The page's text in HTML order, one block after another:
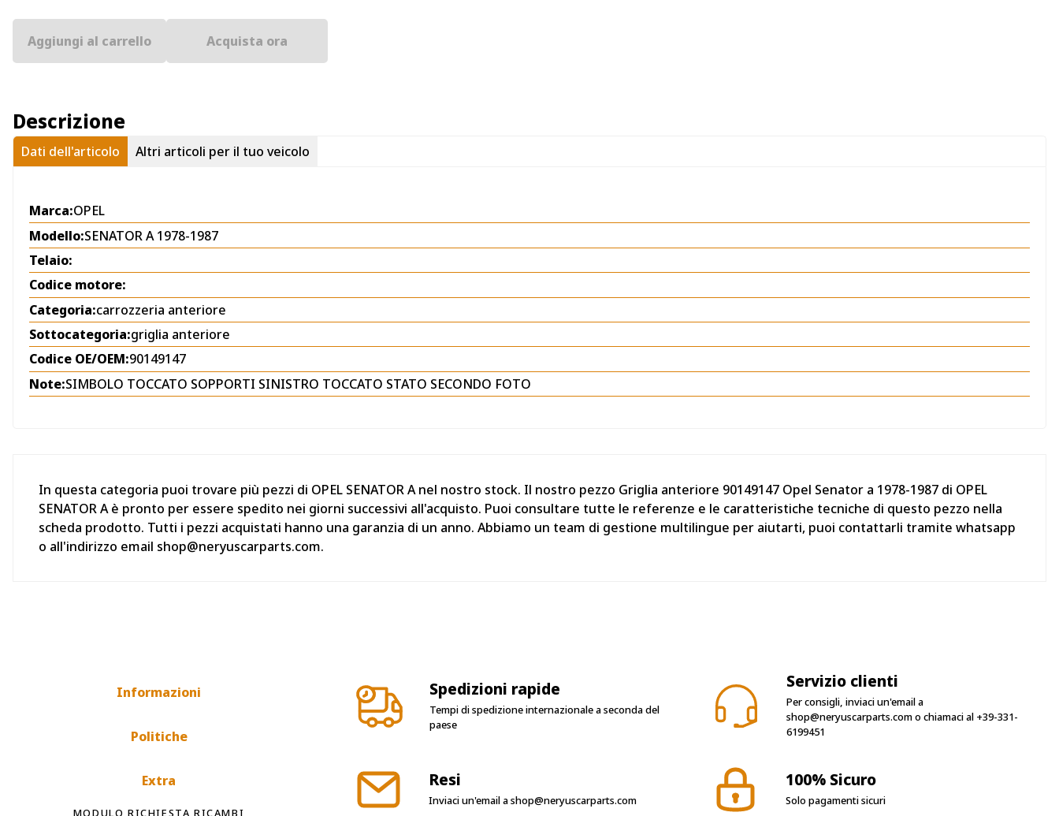
Aggiungi al carrello Acquista ora
Descrizione
Dati dell'articolo Altri articoli per il tuo veicolo
Marca:OPEL
Modello:SENATOR A 1978-1987
Telaio:
Codice motore:
Categoria:carrozzeria anteriore
Sottocategoria:griglia anteriore
Codice OE/OEM:90149147
Note:SIMBOLO TOCCATO SOPPORTI SINISTRO TOCCATO STATO SECONDO FOTO
In questa categoria puoi trovare più pezzi di OPEL SENATOR A nel nostro stock. Il nostro pezzo Griglia anteriore 90149147 Opel Senator a 1978-1987 di OPEL
SENATOR A è pronto per essere spedito nei giorni successivi all'acquisto. Puoi consultare tutte le referenze e le caratteristiche tecniche di questo pezzo nella
scheda prodotto. Tutti i pezzi acquistati hanno una garanzia di un anno. Abbiamo un team di gestione multilingue per aiutarti, puoi contattarli tramite whatsapp
o all'indirizzo email shop@neryuscarparts.com.
Informazioni
Politiche
Extra
MODULO RICHIESTA RICAMBI
Spedizioni rapide
Tempi di spedizione internazionale a seconda del
paese
Servizio clienti
Per consigli, inviaci un'email a
shop@neryuscarparts.como chiamaci al +39-331-
6199451
Resi
Inviaci un'email ashop@neryuscarparts.com
100% Sicuro
Solo pagamenti sicuri